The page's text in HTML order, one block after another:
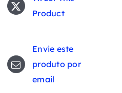
Product
Envie este
produto por
email